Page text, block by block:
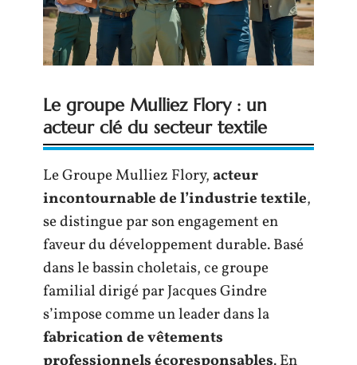
Le groupe Mulliez Flory : un
acteur clé du secteur textile
Le Groupe Mulliez Flory,acteur
incontournable de l’industrie textile,
se distingue par son engagement en
faveur du développement durable. Basé
dans le bassin choletais, ce groupe
familial dirigé par Jacques Gindre
s’impose comme un leader dans la
fabrication de vêtements